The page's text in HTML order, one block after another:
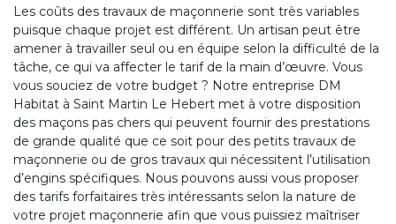
Les coûts des travaux de maçonnerie sont très variables
puisque chaque projet est différent. Un artisan peut être
amener à travailler seul ou en équipe selon la difficulté de la
tâche, ce qui va affecter le tarif de la main d’œuvre. Vous
vous souciez de votre budget ? Notre entreprise DM
Habitat à Saint Martin Le Hebert met à votre disposition
des maçons pas chers qui peuvent fournir des prestations
de grande qualité que ce soit pour des petits travaux de
maçonnerie ou de gros travaux qui nécessitent l’utilisation
d’engins spécifiques. Nous pouvons aussi vous proposer
des tarifs forfaitaires très intéressants selon la nature de
votre projet maçonnerie afin que vous puissiez maîtriser